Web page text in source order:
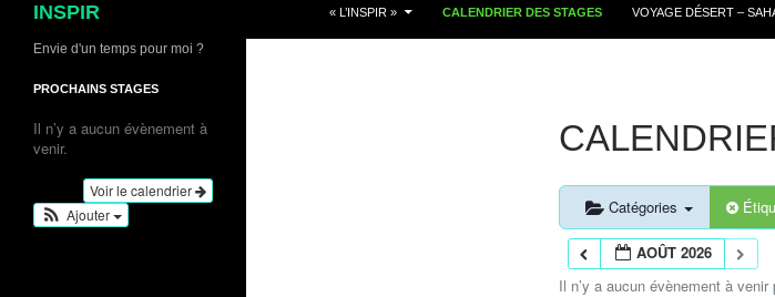
INSPIR « L’INSPIR » CALENDRIER DES STAGES VOYAGE DÉSERT –
Catégories
AOÛT 2026
Il n’y a aucun évènement à
Envie d'un temps pour moi ?
PROCHAINS STAGES
Il n’y a aucun évènement à
venir.
Voir le calendrier
Ajouter